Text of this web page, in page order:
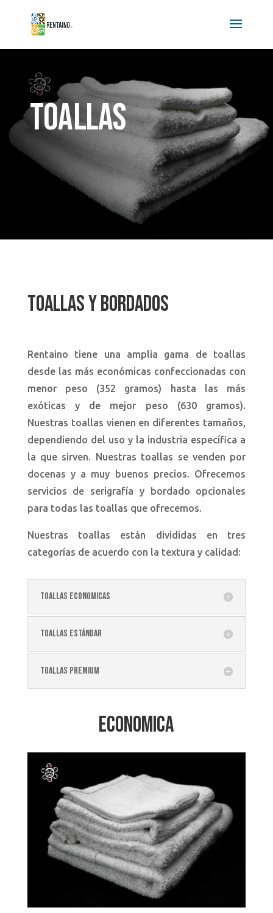
TOALLAS
TOALLAS Y BORDADOS
Rentaino tiene una amplia gama de toallas
desde las más económicas confeccionadas con
menor peso (352 gramos) hasta las más
exóticas y de mejor peso (630 gramos).
Nuestras toallas vienen en diferentes tamaños,
dependiendo del uso y la industria específica a
la que sirven. Nuestras toallas se venden por
docenas y a muy buenos precios. Ofrecemos
servicios de serigrafía y bordado opcionales
para todas las toallas que ofrecemos.
Nuestras toallas están divididas en tres
categorías de acuerdo con la textura y calidad:
Toallas Economicas
Toallas Estándar
Toallas Premium
Economica